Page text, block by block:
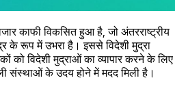
काफी विकसित हुआ है, जो अंतरराष्ट्रीय
के रूप में उभरा है। इससे विदेशी मुद्रा
को विदेशी मुद्राओं का व्यापार करने के लिए
संस्थाओं के उदय होने में मदद मिली है।